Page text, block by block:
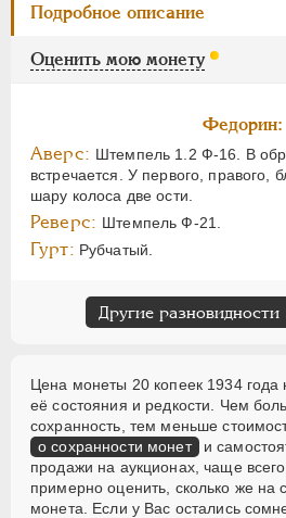
Подробное описание
Оценить мою монету
Федорин:
Аверс: Штемпель 1.2 Ф-16. В
встречается. У первого, правого,
шару колоса две ости.
Реверс: Штемпель Ф-21.
Гурт: Рубчатый.
Другие
Цена монеты 20 копеек 1934 года
её состояния и редкости. Чем
сохранность, тем меньше
о сохранности монет и
продажи на аукционах, чаще
примерно оценить, сколько же на
монета. Если у Вас остались